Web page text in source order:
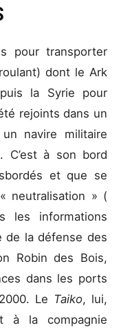
pour transporter
dont le Ark
la Syrie pour
rejoints dans un
navire militaire
C’est à son bord
et que se
neutralisation » (
les informations
de la défense des
Robin des Bois,
dans les ports
Le Taiko, lui,
à la compagnie